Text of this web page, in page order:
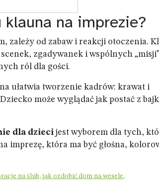
klauna na imprezie?
zależy od zabaw i reakcji otoczenia.
zgadywanek i wspólnych
ról dla gości.
ułatwia tworzenie kadrów: krawat i
może wyglądać jak postać z
dla dzieci jest wyborem dla tych,
imprezę, która ma być głośna,
na ślub, jak ozdobić dom na wesele,